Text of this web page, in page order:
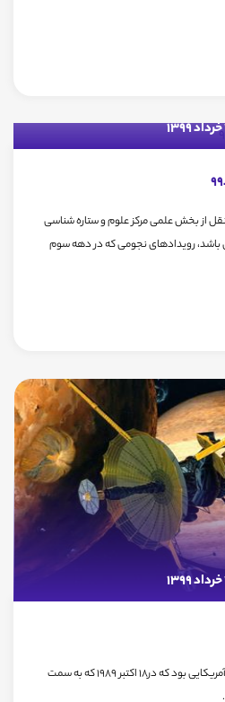
نقل از بخش علمی مرکز علوم و ستاره شناسی
رویدادهای نجومی که در دهه سوم
گالیله یک فضاپیمای بدون سرنشین آمریکایی بود که در18 اکتبر 1989 که به سمت